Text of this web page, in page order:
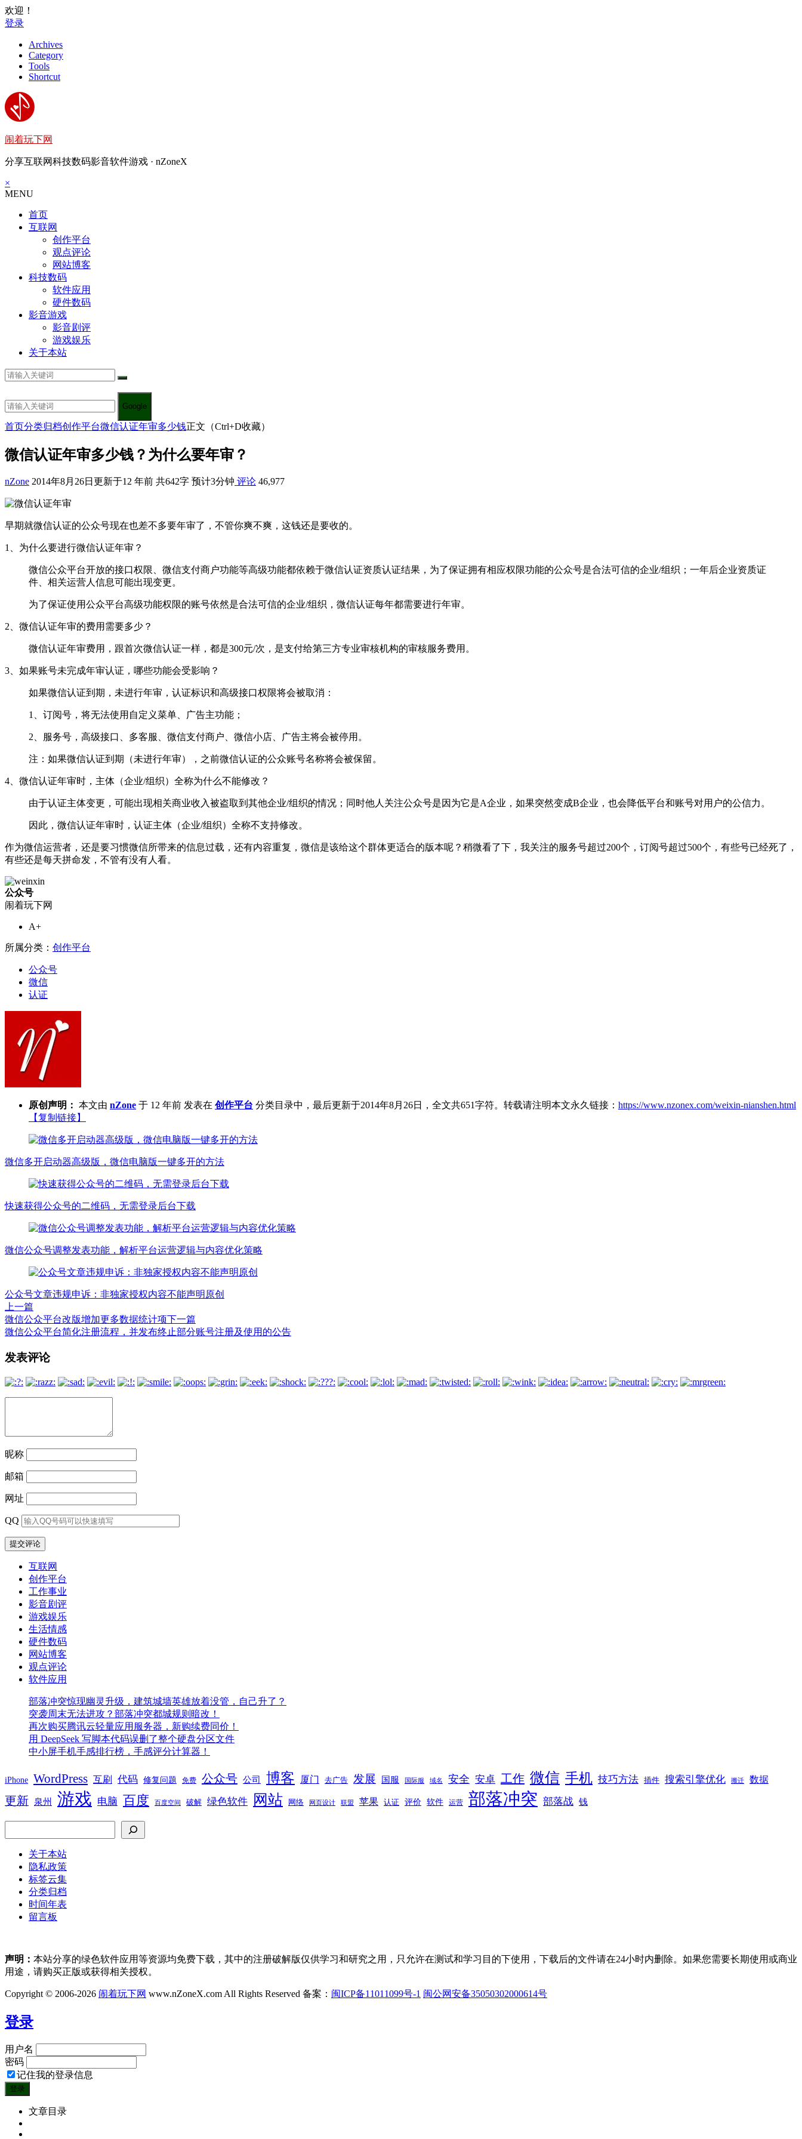
欢迎！
登录
Archives
Category
Tools
Shortcut
闹着玩下网
分享互联网科技数码影音软件游戏 · nZoneX
×
MENU
首页
互联网
创作平台
观点评论
网站博客
科技数码
软件应用
硬件数码
影音游戏
影音剧评
游戏娱乐
关于本站
Google
首页分类归档创作平台微信认证年审多少钱正文（Ctrl+D收藏）
微信认证年审多少钱？为什么要年审？
nZone 2014年8月26日 更新于12 年前 共642字 预计3分钟 评论 46,977
早期就微信认证的公众号现在也差不多要年审了，不管你爽不爽，这钱还是要收的。
1、为什么要进行微信认证年审？
微信公众平台开放的接口权限、微信支付商户功能等高级功能都依赖于微信认证资质认证结果，为了保证拥有相应权限功能的公众号是合法可信的企业/组织；一年后企业资质证
件、相关运营人信息可能出现变更。
为了保证使用公众平台高级功能权限的账号依然是合法可信的企业/组织，微信认证每年都需要进行年审。
2、微信认证年审的费用需要多少？
微信认证年审费用，跟首次微信认证一样，都是300元/次，是支付给第三方专业审核机构的审核服务费用。
3、如果账号未完成年审认证，哪些功能会受影响？
如果微信认证到期，未进行年审，认证标识和高级接口权限将会被取消：
1、订阅号，将无法使用自定义菜单、广告主功能；
2、服务号，高级接口、多客服、微信支付商户、微信小店、广告主将会被停用。
注：如果微信认证到期（未进行年审），之前微信认证的公众账号名称将会被保留。
4、微信认证年审时，主体（企业/组织）全称为什么不能修改？
由于认证主体变更，可能出现相关商业收入被盗取到其他企业/组织的情况；同时他人关注公众号是因为它是A企业，如果突然变成B企业，也会降低平台和账号对用户的公信力。
因此，微信认证年审时，认证主体（企业/组织）全称不支持修改。
作为微信运营者，还是要习惯微信所带来的信息过载，还有内容重复，微信是该给这个群体更适合的版本呢？稍微看了下，我关注的服务号超过200个，订阅号超过500个，有些号已经死了，
有些还是每天拼命发，不管有没有人看。
公众号
闹着玩下网
A+
所属分类： 创作平台
公众号
微信
认证
原创声明： 本文由 nZone 于 12 年前 发表在 创作平台 分类目录中，最后更新于2014年8月26日，全文共651字符。转载请注明本文永久链接： https://www.nzonex.com/weixin-nianshen.html
【复制链接】
微信多开启动器高级版，微信电脑版一键多开的方法
快速获得公众号的二维码，无需登录后台下载
微信公众号调整发表功能，解析平台运营逻辑与内容优化策略
公众号文章违规申诉：非独家授权内容不能声明原创
上一篇
微信公众平台改版增加更多数据统计项 下一篇
微信公众平台简化注册流程，并发布终止部分账号注册及使用的公告
文
章
导
发表评论
昵称
邮箱
网址
QQ
互联网
创作平台
工作事业
影音剧评
游戏娱乐
生活情感
硬件数码
网站博客
观点评论
软件应用
部落冲突惊现幽灵升级，建筑城墙英雄放着没管，自己升了？
突袭周末无法进攻？部落冲突都城规则暗改！
再次购买腾讯云轻量应用服务器，新购续费同价！
用 DeepSeek 写脚本代码误删了整个硬盘分区文件
中小屏手机手感排行榜，手感评分计算器！
iPhone WordPress 互刷 代码 修复问题 免费 公众号 公司 博客 厦门 去广告 发展 国服 国际服 域名 安全 安卓 工作 微信 手机 技巧方法 插件 搜索引擎优化 搬迁 数据
更新 泉州 游戏 电脑 百度 百度空间 破解 绿色软件 网站 网络 网页设计 联盟 苹果 认证 评价 软件 运营 部落冲突 部落战 钱
关于本站
隐私政策
标签云集
分类归档
时间年表
留言板
声明： 本站分享的绿色软件应用等资源均免费下载，其中的注册破解版仅供学习和研究之用，只允许在测试和学习目的下使用，下载后的文件请在24小时内删除。如果您需要长期使用或商业
用途，请购买正版或获得相关授权。
Copyright © 2006-2026 闹着玩下网 www.nZoneX.com All Rights Reserved 备案： 闽ICP备11011099号-1 闽公网安备35050302000614号
登录
用户名
密码
记住我的登录信息
文章目录